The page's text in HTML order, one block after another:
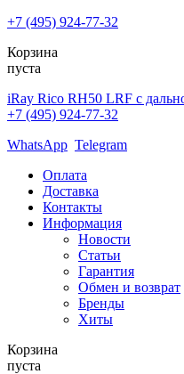
+7 (495) 924-77-32
Корзина
пуста
iRay Rico RH50 LRF с
+7 (495) 924-77-32
WhatsApp Telegram
Оплата
Доставка
Контакты
Информация
Новости
Статьи
Гарантия
Обмен и возврат
Бренды
Хиты
Корзина
пуста